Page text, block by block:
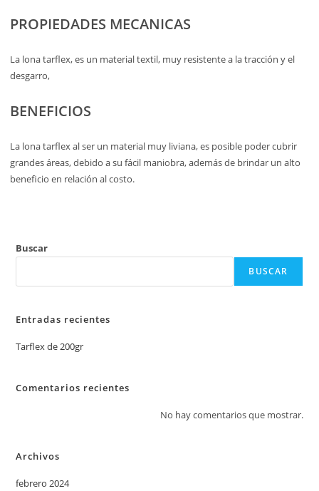
PROPIEDADES MECANICAS
La lona tarflex, es un material textil, muy resistente a la tracción y el
desgarro,
BENEFICIOS
La lona tarflex al ser un material muy liviana, es posible poder cubrir
grandes áreas, debido a su fácil maniobra, además de brindar un alto
beneficio en relación al costo.
Buscar
BUSCAR
Entradas recientes
Tarflex de 200gr
Comentarios recientes
No hay comentarios que mostrar.
Archivos
febrero 2024